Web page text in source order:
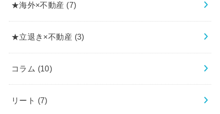
★海外×不動産 (7)
★立退き×不動産 (3)
コラム (10)
リート (7)